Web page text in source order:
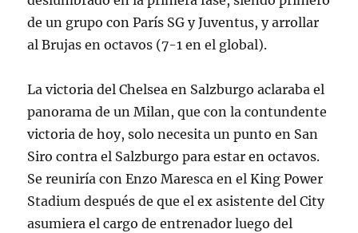
de un grupo con París SG y Juventus, y arrollar
al Brujas en octavos (7-1 en el global).
La victoria del Chelsea en Salzburgo aclaraba el
panorama de un Milan, que con la contundente
victoria de hoy, solo necesita un punto en San
Siro contra el Salzburgo para estar en octavos.
Se reuniría con Enzo Maresca en el King Power
Stadium después de que el ex asistente del City
asumiera el cargo de entrenador luego del